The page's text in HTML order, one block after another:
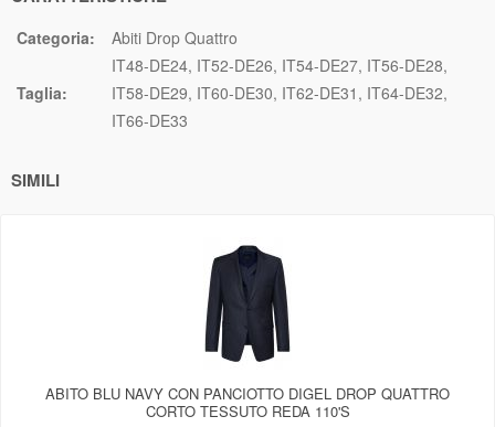
Categoria: Abiti Drop Quattro
Taglia:
IT48-DE24 IT52-DE26 IT54-DE27 IT56-DE28
IT58-DE29 IT60-DE30 IT62-DE31 IT64-DE32
IT66-DE33
SIMILI
ABITO BLU NAVY CON PANCIOTTO DIGEL DROP QUATTRO
CORTO TESSUTO REDA 110'S